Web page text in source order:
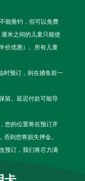
能垂钓，但可以免费
米之间的儿童只能使
价优惠）。所有儿童
时预订，则在捕鱼前一
留。延迟付款可能导
您的位置将在预订开
则您将损失押金。
预订，我们将尽力满